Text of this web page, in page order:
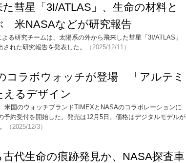
彗星「3I/ATLAS」、生命の材料と
米NASAなどが研究報告
る研究チームは、太陽系の外から飛来した彗星「3I/ATLAS」
れた研究報告を発表した。
（2025/12/11）
コラボウォッチが登場 「アルテミ
えるデザイン
米国のウォッチブランドTIMEXとNASAのコラボレーションに
予約受付を開始した。発売は12月5日。価格はデジタルモデルが
（2025/12/3）
代生命の痕跡発見か、NASA探査車